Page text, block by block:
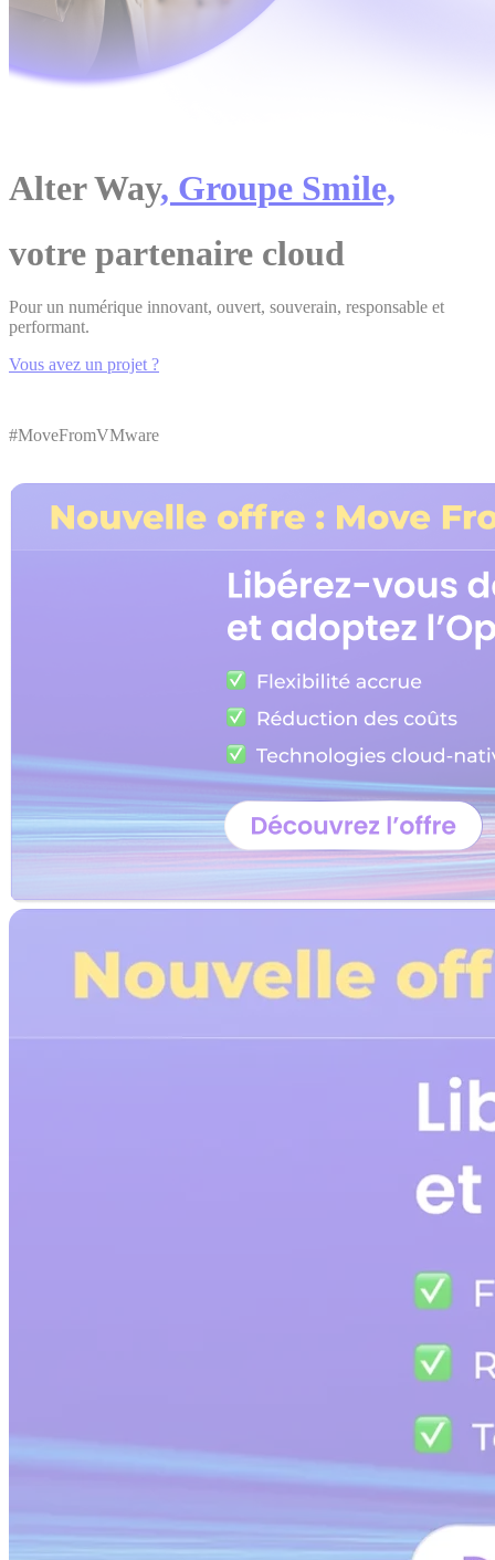
Alter Way, Groupe Smile,
votre partenaire cloud
Pour un numérique innovant, ouvert, souverain, responsable et
performant.
Vous avez un projet ?
#MoveFromVMware